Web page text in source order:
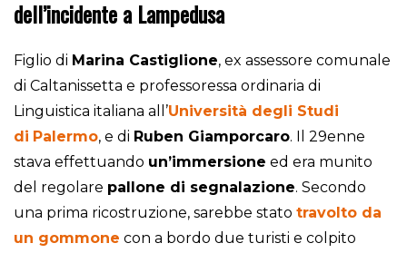
dell’incidente a Lampedusa
Figlio di Marina Castiglione, ex assessore comunale
di Caltanissetta e professoressa ordinaria di
Linguistica italiana all’Università degli Studi
di Palermo, e di Ruben Giamporcaro. Il 29enne
stava effettuando un’immersione ed era munito
del regolare pallone di segnalazione. Secondo
una prima ricostruzione, sarebbe stato travolto da
un gommone con a bordo due turisti e colpito